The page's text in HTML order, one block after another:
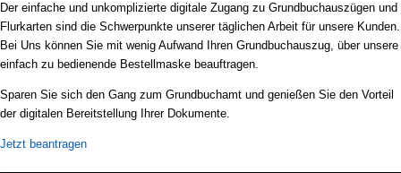
Der einfache und unkomplizierte digitale Zugang zu Grundbuchauszügen und
Flurkarten sind die Schwerpunkte unserer täglichen Arbeit für unsere Kunden.
Bei Uns können Sie mit wenig Aufwand Ihren Grundbuchauszug, über unsere
einfach zu bedienende Bestellmaske beauftragen.
Sparen Sie sich den Gang zum Grundbuchamt und genießen Sie den Vorteil
der digitalen Bereitstellung Ihrer Dokumente.
Jetzt beantragen